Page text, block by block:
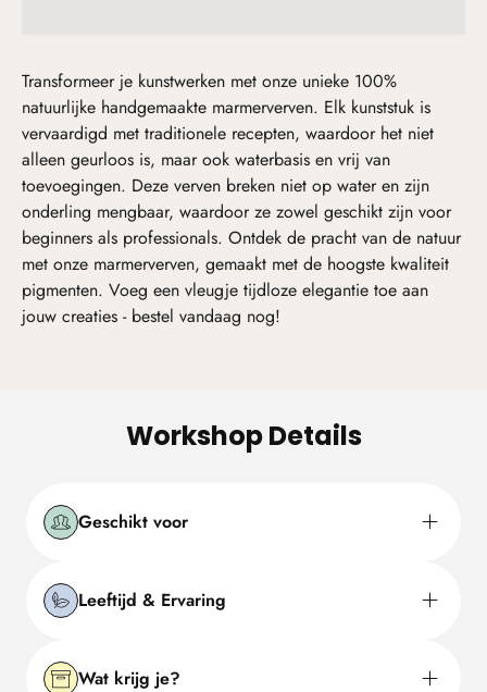
Transformeer je kunstwerken met onze unieke 100%
natuurlijke handgemaakte marmerverven. Elk kunststuk is
vervaardigd met traditionele recepten, waardoor het niet
alleen geurloos is, maar ook waterbasis en vrij van
toevoegingen. Deze verven breken niet op water en zijn
onderling mengbaar, waardoor ze zowel geschikt zijn voor
beginners als professionals. Ontdek de pracht van de natuur
met onze marmerverven, gemaakt met de hoogste kwaliteit
pigmenten. Voeg een vleugje tijdloze elegantie toe aan
jouw creaties - bestel vandaag nog!
Workshop Details
Geschikt voor
Leeftijd & Ervaring
Wat krijg je?